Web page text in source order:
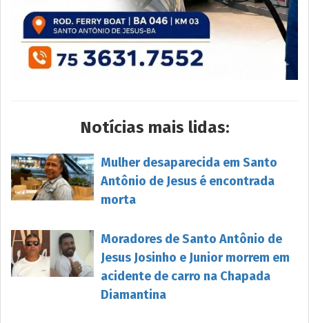
Notícias mais lidas:
Mulher desaparecida em Santo
Antônio de Jesus é encontrada
morta
Moradores de Santo Antônio de
Jesus Josinho e Junior morrem em
acidente de carro na Chapada
Diamantina